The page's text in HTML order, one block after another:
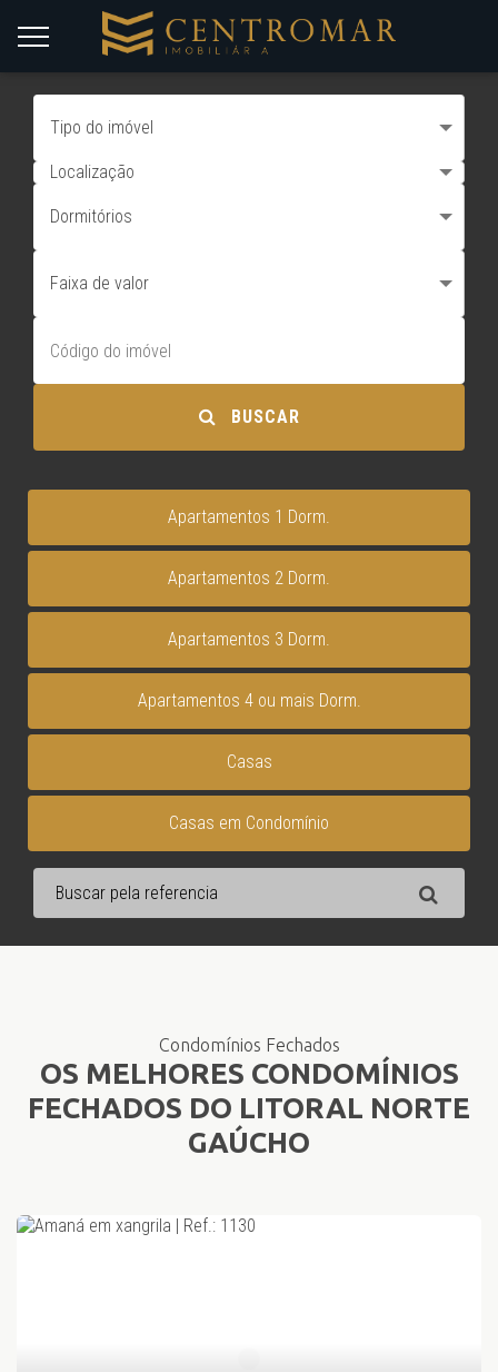
Tipo do imóvel
Localização
Dormitórios
Faixa de valor
BUSCAR
Apartamentos 1 Dorm.
Apartamentos 2 Dorm.
Apartamentos 3 Dorm.
Apartamentos 4 ou mais Dorm.
Casas
Casas em Condomínio
Condomínios Fechados
OS MELHORES CONDOMÍNIOS
FECHADOS DO LITORAL NORTE
GAÚCHO